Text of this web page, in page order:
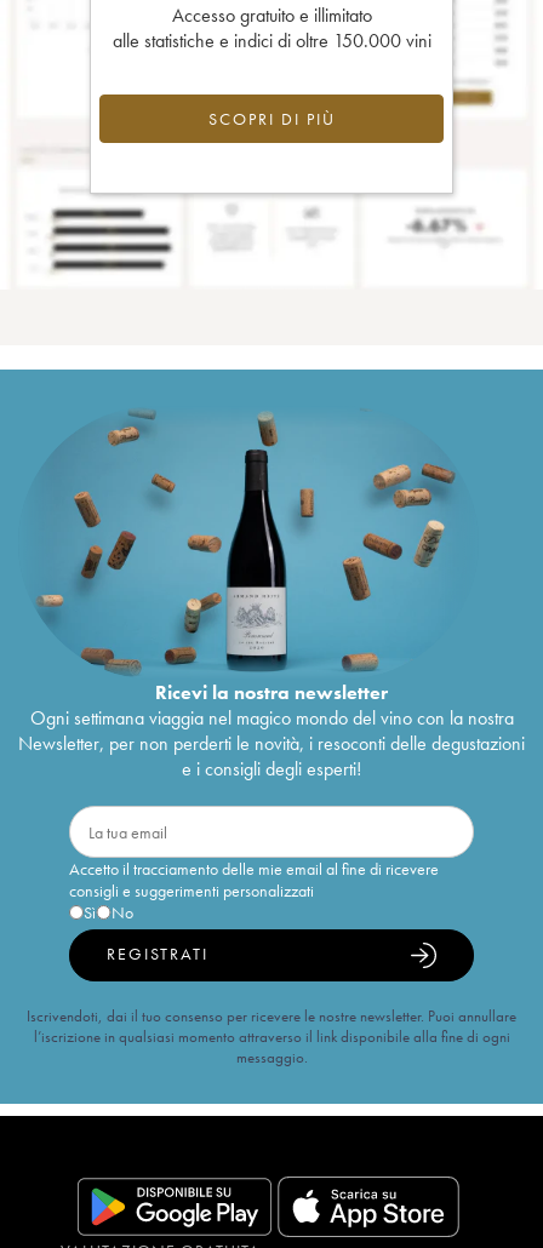
Accesso gratuito e illimitato
alle statistiche e indici di oltre 150.000 vini
SCOPRI DI PIÙ
Ricevi la nostra newsletter
Ogni settimana viaggia nel magico mondo del vino con la nostra
Newsletter, per non perderti le novità, i resoconti delle degustazioni
e i consigli degli esperti!
Accetto il tracciamento delle mie email al fine di ricevere
consigli e suggerimenti personalizzati
Sì
No
REGISTRATI
Iscrivendoti, dai il tuo consenso per ricevere le nostre newsletter. Puoi annullare
l’iscrizione in qualsiasi momento attraverso il link disponibile alla fine di ogni
messaggio.